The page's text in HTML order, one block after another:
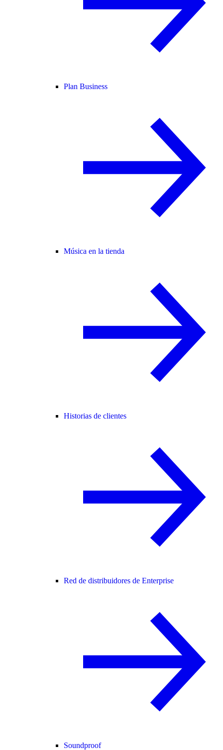
Plan Business
Música en la tienda
Historias de clientes
Red de distribuidores de Enterprise
Soundproof